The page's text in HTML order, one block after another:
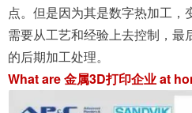
点。但是因为其是数字热加工
需要从工艺和经验上去控制，最
的后期加工处理。
What are 金属3D打印企业 at